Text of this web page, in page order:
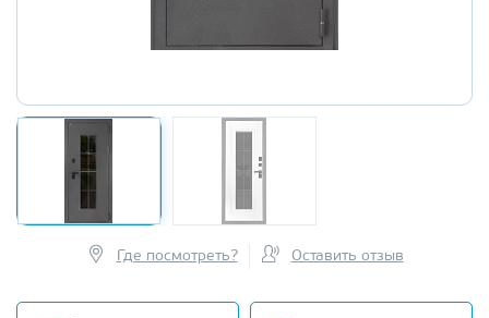
Где посмотреть? Оставить отзыв